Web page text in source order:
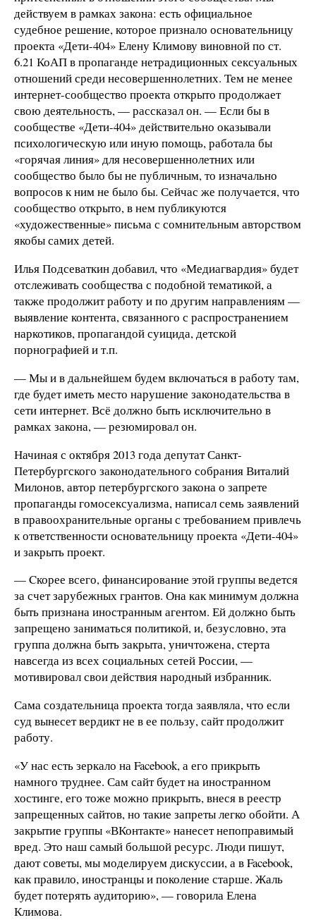
действуем в рамках закона: есть официальное
судебное решение, которое признало основательницу
проекта «Дети-404» Елену Климову виновной по ст.
6.21 КоАП в пропаганде нетрадиционных сексуальных
отношений среди несовершеннолетних. Тем не менее
интернет-сообщество проекта открыто продолжает
свою деятельность, — рассказал он. — Если бы в
сообществе «Дети-404» действительно оказывали
психологическую или иную помощь, работала бы
«горячая линия» для несовершеннолетних или
сообщество было бы не публичным, то изначально
вопросов к ним не было бы. Сейчас же получается, что
сообщество открыто, в нем публикуются
«художественные» письма с сомнительным авторством
якобы самих детей.
Илья Подсеваткин добавил, что «Медиагвардия» будет
отслеживать сообщества с подобной тематикой, а
также продолжит работу и по другим направлениям —
выявление контента, связанного с распространением
наркотиков, пропагандой суицида, детской
порнографией и т.п.
— Мы и в дальнейшем будем включаться в работу там,
где будет иметь место нарушение законодательства в
сети интернет. Всё должно быть исключительно в
рамках закона, — резюмировал он.
Начиная с октября 2013 года депутат Санкт-
Петербургского законодательного собрания Виталий
Милонов, автор петербургского закона о запрете
пропаганды гомосексуализма, написал семь заявлений
в правоохранительные органы с требованием привлечь
к ответственности основательницу проекта «Дети-404»
и закрыть проект.
— Cкорее всего, финансирование этой группы ведется
за счет зарубежных грантов. Она как минимум должна
быть признана иностранным агентом. Ей должно быть
запрещено заниматься политикой, и, безусловно, эта
группа должна быть закрыта, уничтожена, стерта
навсегда из всех социальных сетей России, —
мотивировал свои действия народный избранник.
Сама создательница проекта тогда заявляла, что если
суд вынесет вердикт не в ее пользу, сайт продолжит
работу.
«У нас есть зеркало на Facebook, а его прикрыть
намного труднее. Сам сайт будет на иностранном
хостинге, его тоже можно прикрыть, внеся в реестр
запрещенных сайтов, но такие запреты легко обойти. А
закрытие группы «ВКонтакте» нанесет непоправимый
вред. Это наш самый большой ресурс. Люди пишут,
дают советы, мы моделируем дискуссии, а в Facebook,
как правило, иностранцы и поколение старше. Жаль
будет потерять аудиторию», — говорила Елена
Климова.